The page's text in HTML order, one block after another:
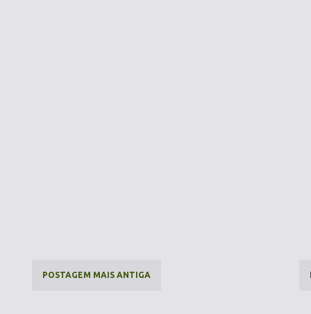
POSTAGEM MAIS ANTIGA